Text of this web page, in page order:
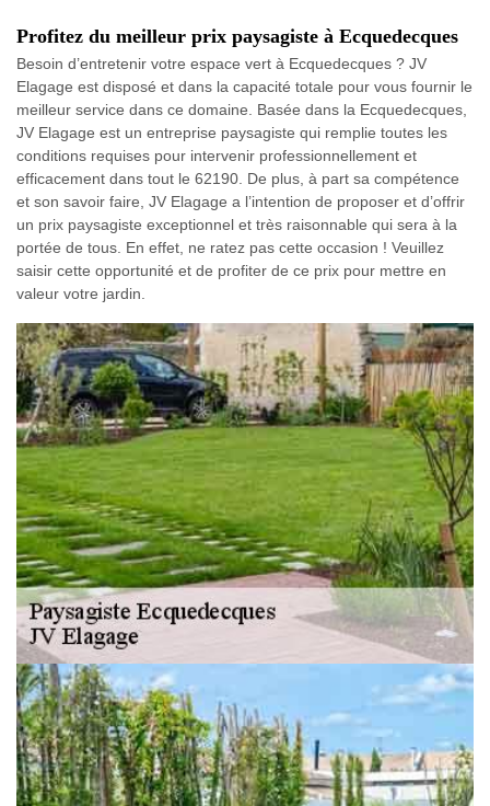
Profitez du meilleur prix paysagiste à Ecquedecques
Besoin d’entretenir votre espace vert à Ecquedecques ? JV
Elagage est disposé et dans la capacité totale pour vous fournir le
meilleur service dans ce domaine. Basée dans la Ecquedecques,
JV Elagage est un entreprise paysagiste qui remplie toutes les
conditions requises pour intervenir professionnellement et
efficacement dans tout le 62190. De plus, à part sa compétence
et son savoir faire, JV Elagage a l’intention de proposer et d’offrir
un prix paysagiste exceptionnel et très raisonnable qui sera à la
portée de tous. En effet, ne ratez pas cette occasion ! Veuillez
saisir cette opportunité et de profiter de ce prix pour mettre en
valeur votre jardin.